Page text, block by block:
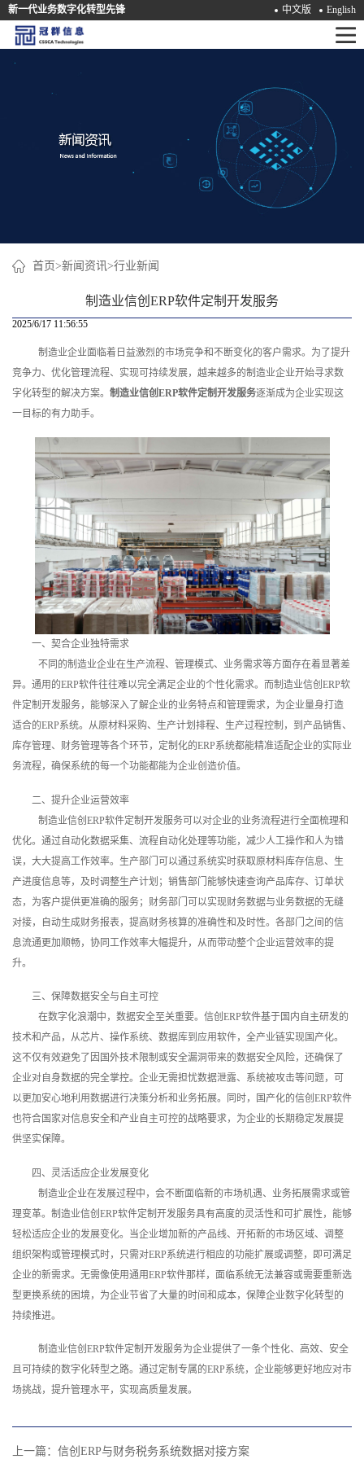
新一代业务数字化转型先锋 中文版 English
首
首页>新闻资讯>行业新闻
制造业信创ERP软件定制开发服务
2025/6/17 11:56:55
制造业企业面临着日益激烈的市场竞争和不断变化的客户需求。为了提升
竞争力、优化管理流程、实现可持续发展，越来越多的制造业企业开始寻求数
字化转型的解决方案。 制造业信创ERP软件定制开发服务逐渐成为企业实现这
一目标的有力助手。
一、契合企业独特需求
不同的制造业企业在生产流程、管理模式、业务需求等方面存在着显著差
异。通用的ERP软件往往难以完全满足企业的个性化需求。而制造业信创ERP软
件定制开发服务，能够深入了解企业的业务特点和管理需求，为企业量身打造
适合的ERP系统。从原材料采购、生产计划排程、生产过程控制，到产品销售、
库存管理、财务管理等各个环节，定制化的ERP系统都能精准适配企业的实际业
务流程，确保系统的每一个功能都能为企业创造价值。
二、提升企业运营效率
制造业信创ERP软件定制开发服务可以对企业的业务流程进行全面梳理和
优化。通过自动化数据采集、流程自动化处理等功能，减少人工操作和人为错
误，大大提高工作效率。生产部门可以通过系统实时获取原材料库存信息、生
产进度信息等，及时调整生产计划；销售部门能够快速查询产品库存、订单状
态，为客户提供更准确的服务；财务部门可以实现财务数据与业务数据的无缝
对接，自动生成财务报表，提高财务核算的准确性和及时性。各部门之间的信
息流通更加顺畅，协同工作效率大幅提升，从而带动整个企业运营效率的提
升。
三、保障数据安全与自主可控
在数字化浪潮中，数据安全至关重要。信创ERP软件基于国内自主研发的
技术和产品，从芯片、操作系统、数据库到应用软件，全产业链实现国产化。
这不仅有效避免了因国外技术限制或安全漏洞带来的数据安全风险，还确保了
企业对自身数据的完全掌控。企业无需担忧数据泄露、系统被攻击等问题，可
以更加安心地利用数据进行决策分析和业务拓展。同时，国产化的信创ERP软件
也符合国家对信息安全和产业自主可控的战略要求，为企业的长期稳定发展提
供坚实保障。
四、灵活适应企业发展变化
制造业企业在发展过程中，会不断面临新的市场机遇、业务拓展需求或管
理变革。制造业信创ERP软件定制开发服务具有高度的灵活性和可扩展性，能够
轻松适应企业的发展变化。当企业增加新的产品线、开拓新的市场区域、调整
组织架构或管理模式时，只需对ERP系统进行相应的功能扩展或调整，即可满足
企业的新需求。无需像使用通用ERP软件那样，面临系统无法兼容或需要重新选
型更换系统的困境，为企业节省了大量的时间和成本，保障企业数字化转型的
持续推进。
制造业信创ERP软件定制开发服务为企业提供了一条个性化、高效、安全
且可持续的数字化转型之路。通过定制专属的ERP系统，企业能够更好地应对市
场挑战，提升管理水平，实现高质量发展。‍
上一篇： 信创ERP与财务税务系统数据对接方案